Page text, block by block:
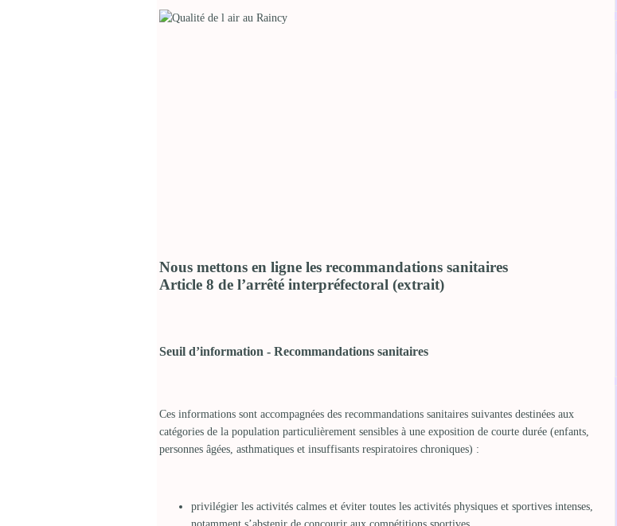
Nous mettons en ligne les recommandations sanitaires
Article 8 de l’arrêté interpréfectoral (extrait)
Seuil d’information - Recommandations sanitaires
Ces informations sont accompagnées des recommandations sanitaires suivantes destinées aux
catégories de la population particulièrement sensibles à une exposition de courte durée (enfants,
personnes âgées, asthmatiques et insuffisants respiratoires chroniques) :
privilégier les activités calmes et éviter toutes les activités physiques et sportives intenses,